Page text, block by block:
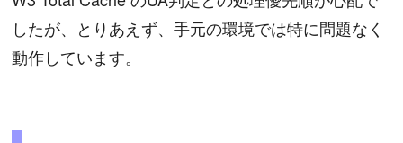
したが、とりあえず、手元の環境では特に問題なく
動作しています。